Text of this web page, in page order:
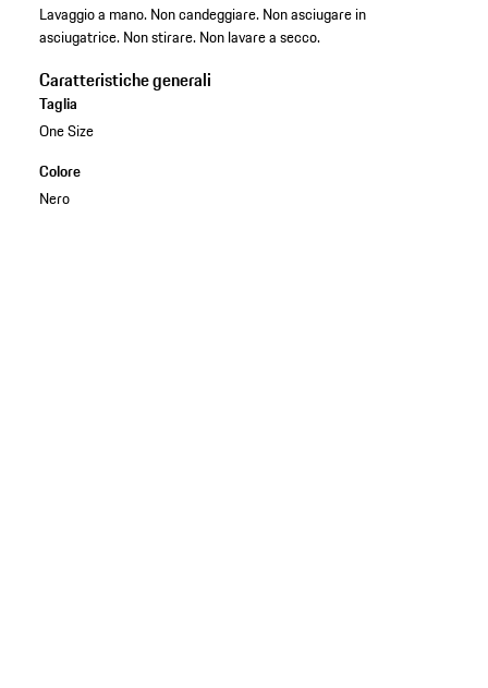
Lavaggio a mano. Non candeggiare. Non asciugare in
asciugatrice. Non stirare. Non lavare a secco.
Caratteristiche generali
Taglia
One Size
Colore
Nero